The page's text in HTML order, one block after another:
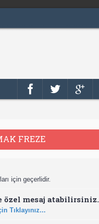
FREZE
için geçerlidir.
mesaj atabilirsiniz.
Tıklayınız...